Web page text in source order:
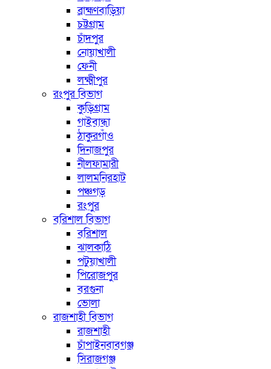
ব্রাহ্মণবাড়িয়া
চট্টগ্রাম
চাঁদপুর
নোয়াখালী
ফেনী
লক্ষ্মীপুর
রংপুর বিভাগ
কুড়িগ্রাম
গাইবান্ধা
ঠাকুরগাঁও
দিনাজপুর
নীলফামারী
লালমনিরহাট
পঞ্চগড়
রংপুর
বরিশাল বিভাগ
বরিশাল
ঝালকাঠি
পটুয়াখালী
পিরোজপুর
বরগুনা
ভোলা
রাজশাহী বিভাগ
রাজশাহী
চাঁপাইনবাবগঞ্জ
সিরাজগঞ্জ